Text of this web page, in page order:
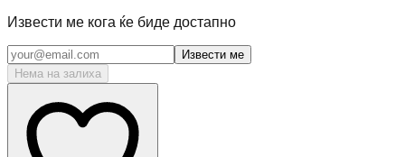
Извести ме кога ќе биде достапно
Извести ме
Нема на залиха